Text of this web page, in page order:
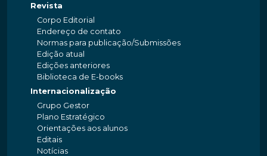
Revista
Corpo Editorial
Endereço de contato
Normas para publicação/Submissões
Edição atual
Edições anteriores
Biblioteca de E-books
Internacionalização
Grupo Gestor
Plano Estratégico
Orientações aos alunos
Editais
Notícias